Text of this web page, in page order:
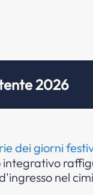
2026
dei giorni
integrativo
nel